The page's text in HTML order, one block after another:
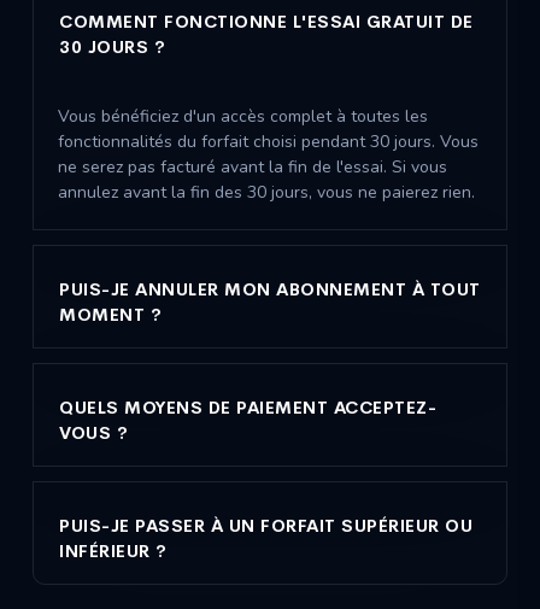
COMMENT FONCTIONNE L'ESSAI GRATUIT DE
30 JOURS ?
Vous bénéficiez d'un accès complet à toutes les
fonctionnalités du forfait choisi pendant 30 jours. Vous
ne serez pas facturé avant la fin de l'essai. Si vous
annulez avant la fin des 30 jours, vous ne paierez rien.
PUIS-JE ANNULER MON ABONNEMENT À TOUT
MOMENT ?
QUELS MOYENS DE PAIEMENT ACCEPTEZ-
VOUS ?
PUIS-JE PASSER À UN FORFAIT SUPÉRIEUR OU
INFÉRIEUR ?